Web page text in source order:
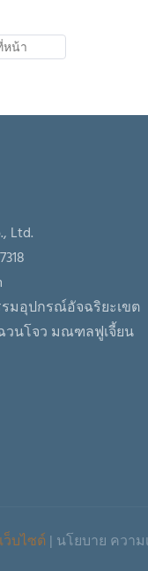
ข้องกับ
ณ์บดและคัด
Ltd.
มอุปกรณ์อัจฉริยะเขต
ฉวนโจว มณฑลฟูเจี้ยน
ว็บไซต์ | นโยบาย ควา